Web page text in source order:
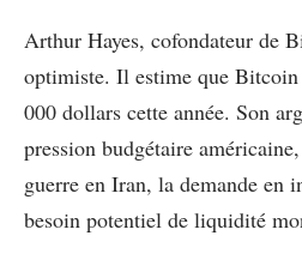
Arthur Hayes, cofondateur de
optimiste. Il estime que
000 dollars cette année. Son
pression budgétaire
guerre en Iran, la demande en
besoin potentiel de liquidité